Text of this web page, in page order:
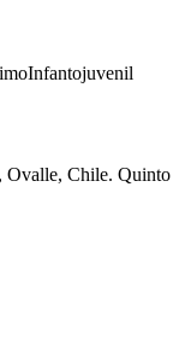
Infantojuvenil
Ovalle, Chile. Quinto